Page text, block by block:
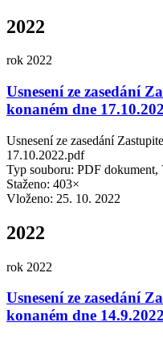
2022
rok 2022
Usnesení ze zasedání
konaném dne
Usnesení ze zasedání
17.10.2022.pdf
Typ souboru: PDF
Staženo: 403×
Vloženo: 25. 10. 2022
2022
rok 2022
Usnesení ze zasedání
konaném dne 14.9.2022